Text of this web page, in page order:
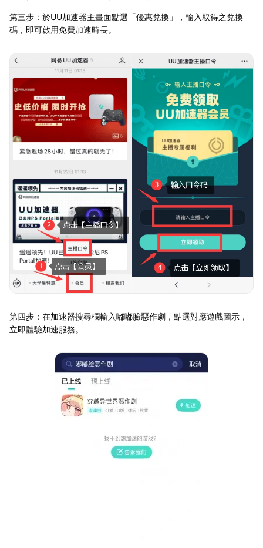
第三步：於UU加速器主畫面點選「優惠兌換」，輸入取得之兌換
碼，即可啟用免費加速時長。
第四步：在加速器搜尋欄輸入嘟嘟臉惡作劇，點選對應遊戲圖示，
立即體驗加速服務。